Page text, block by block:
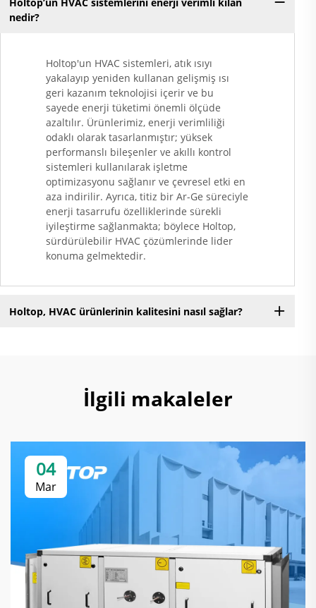
nedir?
Holtop'un HVAC sistemleri, atık ısıyı
yakalayıp yeniden kullanan gelişmiş ısı
geri kazanım teknolojisi içerir ve bu
sayede enerji tüketimi önemli ölçüde
azaltılır. Ürünlerimiz, enerji verimliliği
odaklı olarak tasarlanmıştır; yüksek
performanslı bileşenler ve akıllı kontrol
sistemleri kullanılarak işletme
optimizasyonu sağlanır ve çevresel etki en
aza indirilir. Ayrıca, titiz bir Ar-Ge süreciyle
enerji tasarrufu özelliklerinde sürekli
iyileştirme sağlanmakta; böylece Holtop,
sürdürülebilir HVAC çözümlerinde lider
konuma gelmektedir.
Holtop, HVAC ürünlerinin kalitesini nasıl sağlar?
İlgili makaleler
04
Mar